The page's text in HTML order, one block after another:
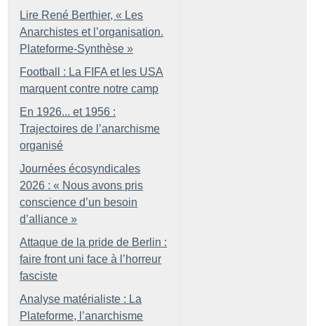
Lire René Berthier, « Les
Anarchistes et l’organisation.
Plateforme-Synthèse »
Football : La FIFA et les USA
marquent contre notre camp
En 1926... et 1956 :
Trajectoires de l’anarchisme
organisé
Journées écosyndicales
2026 : « Nous avons pris
conscience d’un besoin
d’alliance »
Attaque de la pride de Berlin :
faire front uni face à l’horreur
fasciste
Analyse matérialiste : La
Plateforme, l’anarchisme